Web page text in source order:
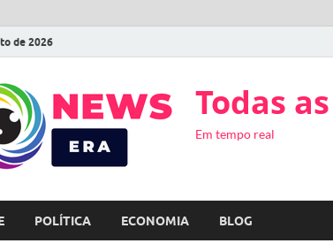
de 2026
Todas
Em tempo real
POLÍTICA ECONOMIA BLOG